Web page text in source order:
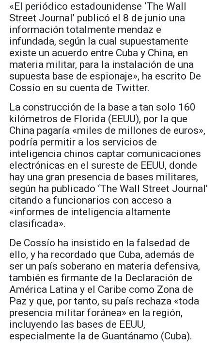
«El periódico estadounidense ‘The Wall
Street Journal’ publicó el 8 de junio una
información totalmente mendaz e
infundada, según la cual supuestamente
existe un acuerdo entre Cuba y China, en
materia militar, para la instalación de una
supuesta base de espionaje», ha escrito De
Cossío en su cuenta de Twitter.
La construcción de la base a tan solo 160
kilómetros de Florida (EEUU), por la que
China pagaría «miles de millones de euros»,
podría permitir a los servicios de
inteligencia chinos captar comunicaciones
electrónicas en el sureste de EEUU, donde
hay una gran presencia de bases militares,
según ha publicado ‘The Wall Street Journal’
citando a funcionarios con acceso a
«informes de inteligencia altamente
clasificada».
De Cossío ha insistido en la falsedad de
ello, y ha recordado que Cuba, además de
ser un país soberano en materia defensiva,
también es firmante de la Declaración de
América Latina y el Caribe como Zona de
Paz y que, por tanto, su país rechaza «toda
presencia militar foránea» en la región,
incluyendo las bases de EEUU,
especialmente la de Guantánamo (Cuba).